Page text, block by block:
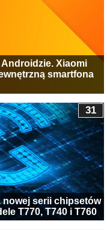
Xiaomi
smartfona
nowej serii chipsetów
T770, T740 i T760
31